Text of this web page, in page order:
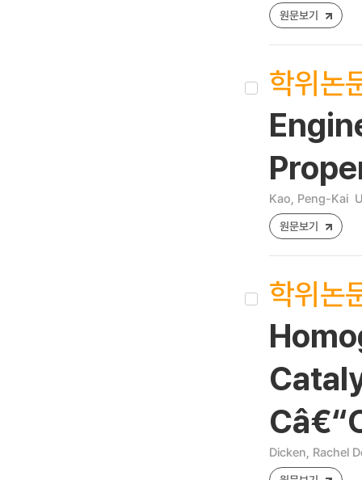
원문보기
학위논
Kao, Peng-Kai
원문보기
학위논
Dicken, Rachel